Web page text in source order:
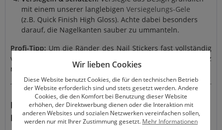
mit einem unserer langlebigen Versiegelungs-Gele
(z.B. Quick Finish High Gloss). Achte dabei besonders
darauf, die Nagelkanten sauber zu ummanteln.
Profi-Tipp: Um die Ränder des Nail Stickers fast vollständig
verschwinden zu lassen, versiegel deine Farbe vorher kurz
mit einem Versiegelungsgel.
FAQ – Häufig gestellte Fragen zu unseren
Nail Stickern
Wir lieben Cookies
Diese Website benutzt Cookies, die für den technischen Betrieb
der Website erforderlich sind und stets gesetzt werden. Andere
Cookies, die den Komfort bei Benutzung dieser Website
erhöhen, der Direktwerbung dienen oder die Interaktion mit
anderen Websites und sozialen Netzwerken vereinfachen sollen,
werden nur mit Ihrer Zustimmung gesetzt. Mehr Informationen